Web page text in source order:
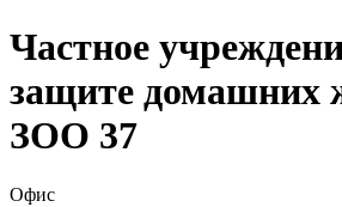
Частное
защите домашних
ЗОО 37
Офис